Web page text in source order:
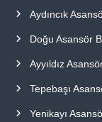
Aydıncık
Doğu Asansör
Ayyıldız
Tepebaşı
Yenikayı